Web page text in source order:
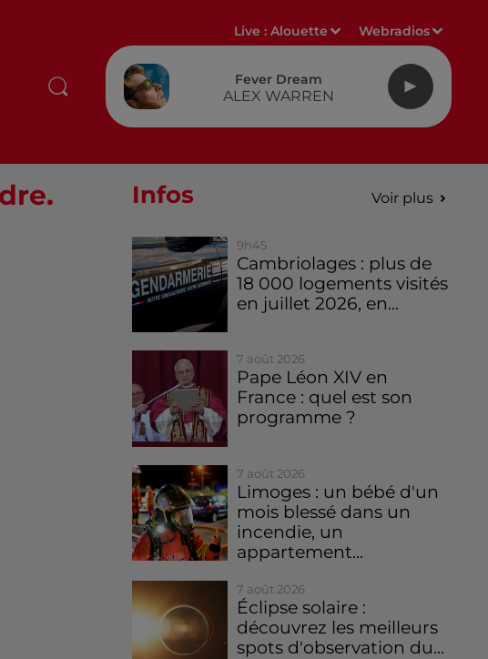
Live :Alouette Webradios
Fever Dream
ALEX WARREN
Infos Voir plus
9h45
Cambriolages : plus de
18 000 logements visités
en juillet 2026, en...
7 août 2026
Pape Léon XIV en
France : quel est son
programme ?
7 août 2026
Limoges : un bébé d'un
mois blessé dans un
incendie, un
appartement...
7 août 2026
Éclipse solaire :
découvrez les meilleurs
spots d'observation du...